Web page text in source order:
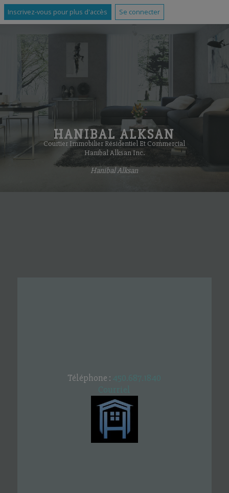
Inscrivez-vous pour plus d'accès Se connecter
HANIBAL ALKSAN
Courtier Immobilier Résidentiel Et Commercial
Hanibal Alksan Inc.
Hanibal Alksan
Téléphone :